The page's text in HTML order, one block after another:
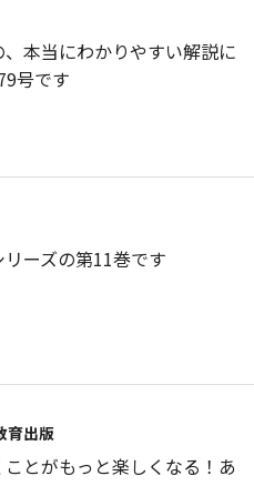
本当にわかりやすい解説に
号です
ーズの第11巻です
育出版
とがもっと楽しくなる！あ